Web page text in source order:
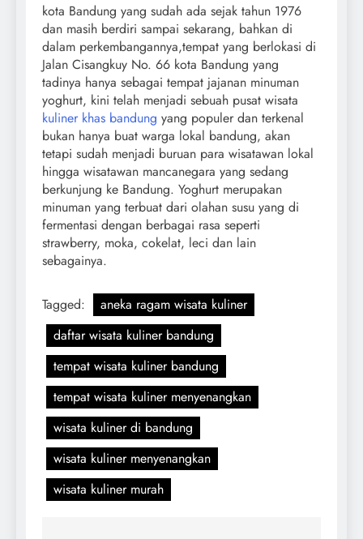
kota Bandung yang sudah ada sejak tahun 1976
dan masih berdiri sampai sekarang, bahkan di
dalam perkembangannya,tempat yang berlokasi di
Jalan Cisangkuy No. 66 kota Bandung yang
tadinya hanya sebagai tempat jajanan minuman
yoghurt, kini telah menjadi sebuah pusat wisata
kuliner khas bandung yang populer dan terkenal
bukan hanya buat warga lokal bandung, akan
tetapi sudah menjadi buruan para wisatawan lokal
hingga wisatawan mancanegara yang sedang
berkunjung ke Bandung. Yoghurt merupakan
minuman yang terbuat dari olahan susu yang di
fermentasi dengan berbagai rasa seperti
strawberry, moka, cokelat, leci dan lain
sebagainya.
Tagged:
aneka ragam wisata kuliner
daftar wisata kuliner bandung
tempat wisata kuliner bandung
tempat wisata kuliner menyenangkan
wisata kuliner di bandung
wisata kuliner menyenangkan
wisata kuliner murah